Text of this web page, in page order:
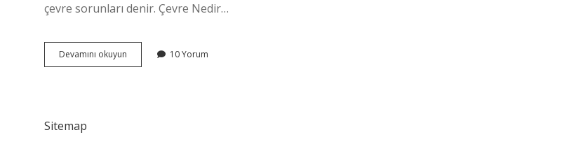
çevre sorunları denir. Çevre Nedir…
Devamını okuyun
Ne
10 Yorum
Sitemap